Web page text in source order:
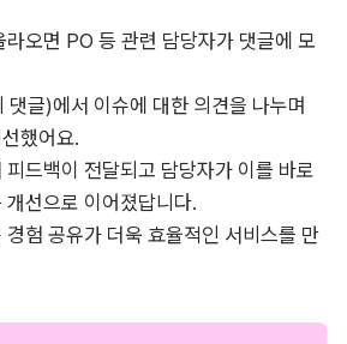
오면 PO 등 관련 담당자가 댓글에 모
글)에서 이슈에 대한 의견을 나누며
했어요.
드백이 전달되고 담당자가 이를 바로
선으로 이어졌답니다.
험 공유가 더욱 효율적인 서비스를 만